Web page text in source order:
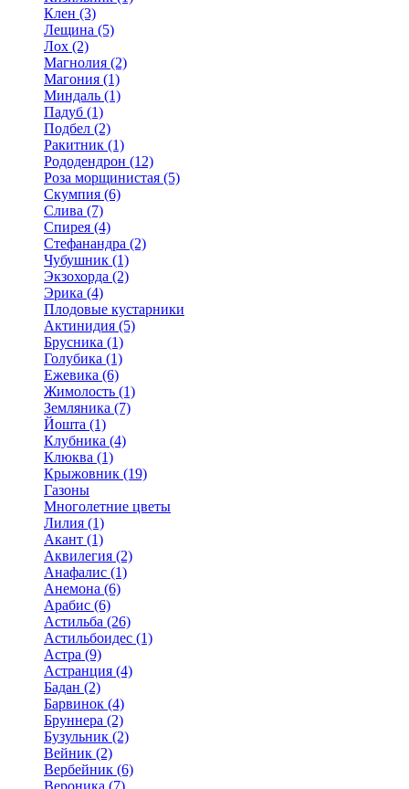
Клен (3)
Лещина (5)
Лох (2)
Магнолия (2)
Магония (1)
Миндаль (1)
Падуб (1)
Подбел (2)
Ракитник (1)
Рододендрон (12)
Роза морщинистая (5)
Скумпия (6)
Слива (7)
Спирея (4)
Стефанандра (2)
Чубушник (1)
Экзохорда (2)
Эрика (4)
Плодовые кустарники
Актинидия (5)
Брусника (1)
Голубика (1)
Ежевика (6)
Жимолость (1)
Земляника (7)
Йошта (1)
Клубника (4)
Клюква (1)
Крыжовник (19)
Газоны
Многолетние цветы
Лилия (1)
Акант (1)
Аквилегия (2)
Анафалис (1)
Анемона (6)
Арабис (6)
Астильба (26)
Астильбоидес (1)
Астра (9)
Астранция (4)
Бадан (2)
Барвинок (4)
Бруннера (2)
Бузульник (2)
Вейник (2)
Вербейник (6)
Вероника (7)